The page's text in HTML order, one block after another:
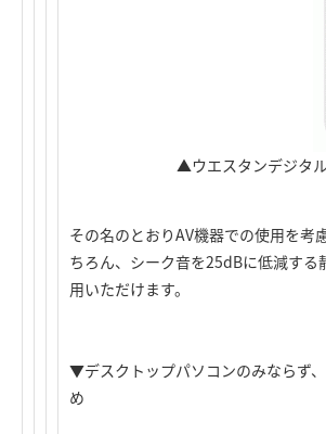
▲ウエスタンデジタ
その名のとおりAV機器での使用を考
ちろん、シーク音を25dBに低減す
用いただけます。
▼デスクトップパソコンのみならず
め